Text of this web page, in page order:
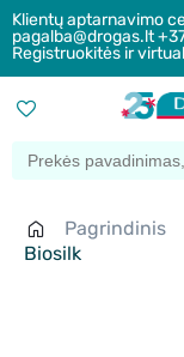
Klientų aptarnavimo
pagalba@drogas.lt
Registruokitės ir
Pagrindinis
Biosilk